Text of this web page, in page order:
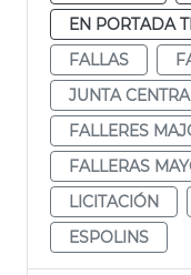
EN PORTADA
FALLAS
JUNTA
FALLERES
FALLERAS
LICITACIÓN
ESPOLINS